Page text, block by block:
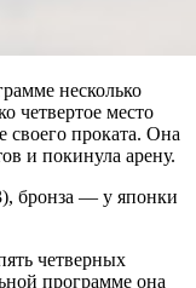
несколько
четвертое место
своего проката. Она
и покинула арену.
бронза — у японки
четверных
программе она